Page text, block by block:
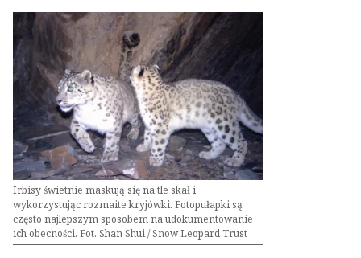
Irbisy świetnie maskują się na tle skał i
wykorzystując rozmaite kryjówki. Fotopułapki są
często najlepszym sposobem na udokumentowanie
ich obecności. Fot. Shan Shui / Snow Leopard Trust